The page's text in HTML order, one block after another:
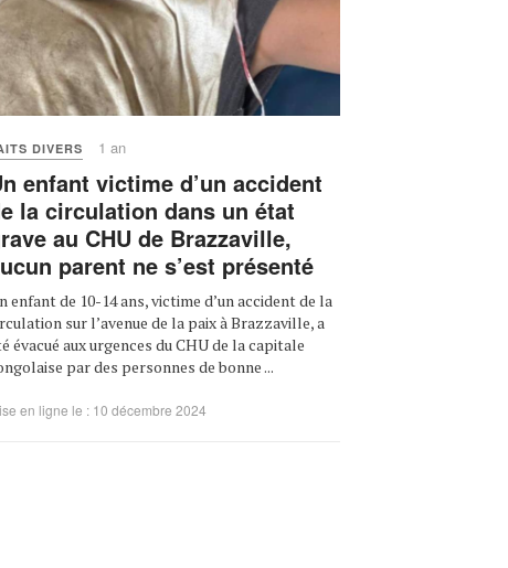
DIVERS 1 an
enfant victime d’un accident
la circulation dans un état
au CHU de Brazzaville,
parent ne s’est présenté
enfant de 10-14 ans, victime d’un accident de la
sur l’avenue de la paix à Brazzaville, a
évacué aux urgences du CHU de la capitale
par des personnes de bonne ...
en ligne le : 10 décembre 2024